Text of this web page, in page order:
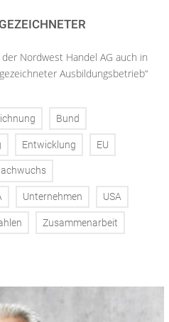
Nordwest Handel AG auch in
Ausbildungsbetrieb“
Bund
Entwicklung EU
Unternehmen USA
Zusammenarbeit